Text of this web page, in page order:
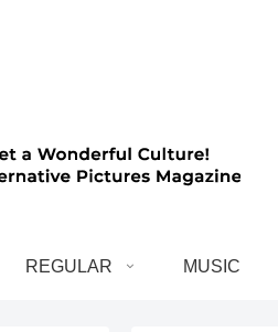
REGULAR MUSIC